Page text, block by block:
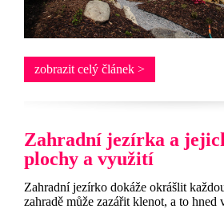
zobrazit celý článek >
Zahradní jezírka a
plochy a využití
Zahradní jezírko dokáže okrášlit
zahradě může zazářit klenot, a to